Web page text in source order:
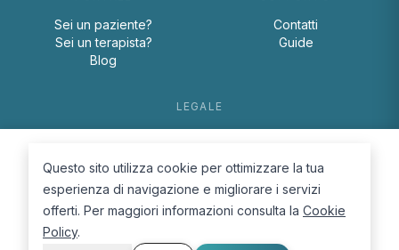
Sei un paziente?
Sei un terapista?
Blog
Contatti
Guide
LEGALE
Cookie Policy
Questo sito utilizza cookie per ottimizzare la tua
esperienza di navigazione e migliorare i servizi
offerti. Per maggiori informazioni consulta la Cookie
Policy.